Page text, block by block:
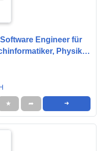
Engineer für
Physiker
★ ➦ ➜